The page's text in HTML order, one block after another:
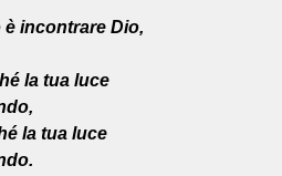
incontrare Dio,
la tua luce
la tua luce